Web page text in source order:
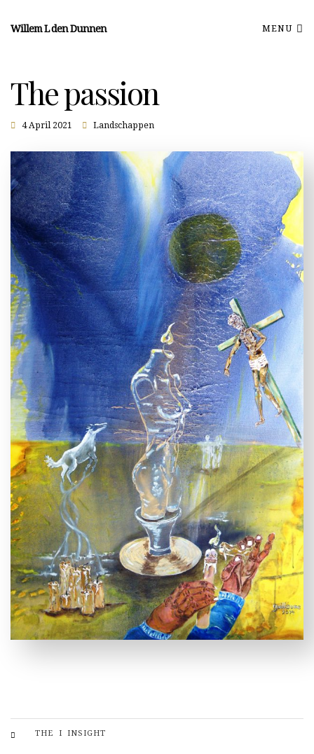
Willem L den Dunnen MENU
The passion
4 April 2021 Landschappen
THE I INSIGHT